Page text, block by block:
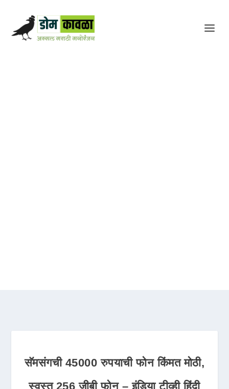
सॅमसंगची 45000 रुपयाची फोन किंमत मोठी,
स्वस्त 256 जीबी फोन – इंडिया टीव्ही हिंदी